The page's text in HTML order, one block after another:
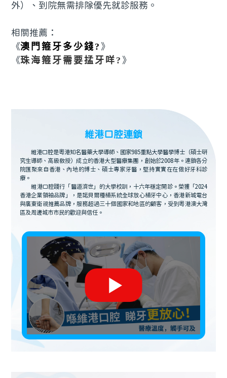
外）、到院無需排隊優先就診服務。
相關推薦：
《澳門箍牙多少錢? 》
《珠海箍牙需要掹牙咩? 》
維港口腔連鎖
維港口腔是粵港知名醫藥大學導師、國家985重點大學醫學博士（碩士研
究生導師、高級教授）成立的香港大型醫療集團，創始於2008年。連鎖各分
院匯聚來自香港、內地的博士、碩士專家牙醫，堅持實實在在做好牙科診
療。
維港口腔踐行「醫道濟世」的大學校訓，十六年穩定開診。榮獲「2024
香港企業領袖品牌」，是諾貝爾種植系統全球放心植牙中心，香港新城電台
與廣東衛視推薦品牌，服務超過三十個國家和地區的顧客，受到粵港澳大灣
區及周邊城市市民的歡迎與信任。